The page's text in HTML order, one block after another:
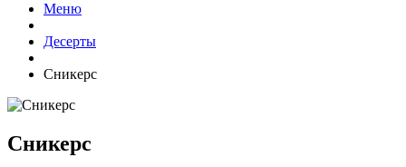
Меню
Десерты
Сникерс
Сникерс